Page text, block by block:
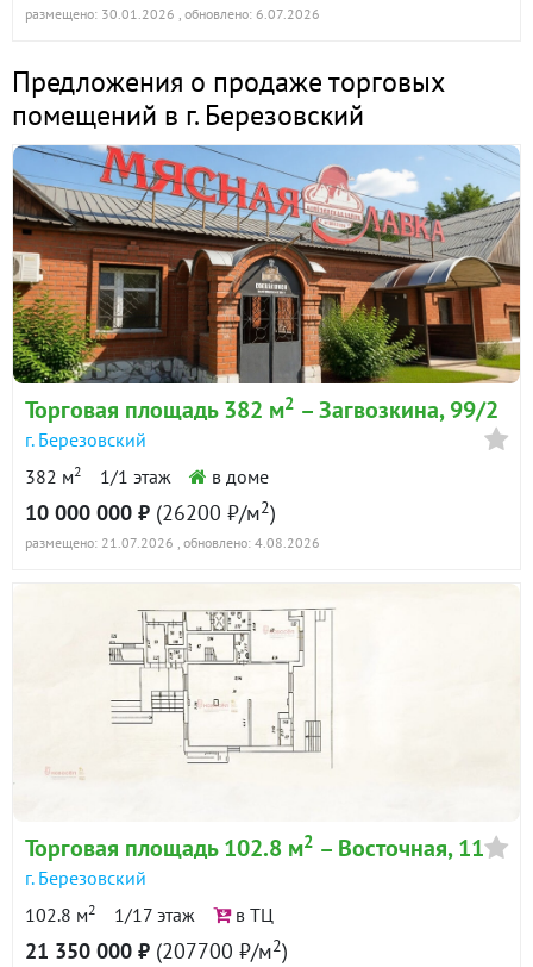
размещено: 30.01.2026 , обновлено: 6.07.2026
Предложения о продаже торговых
помещений в г. Березовский
Торговая площадь 382 м2 – Загвозкина, 99/2
г. Березовский
382 м2 1/1 этаж в доме
10 000 000 ₽ (26200 ₽/м2)
размещено: 21.07.2026 , обновлено: 4.08.2026
Торговая площадь 102.8 м2 – Восточная, 11
г. Березовский
102.8 м2 1/17 этаж в ТЦ
21 350 000 ₽ (207700 ₽/м2)